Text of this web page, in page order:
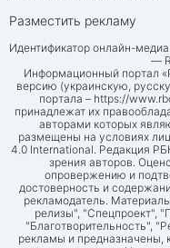
Разместить рекламу
Идентификатор онлайн-
—
Информационный портал
версию (украинскую,
портала – https://
принадлежат их
авторами которых
размещены на условиях
4.0 International. Редакция
зрения авторов.
опровержению и
достоверность и
рекламодатель.
релизы", "Спецпроект",
"Благотворительность",
рекламы и предназначены,